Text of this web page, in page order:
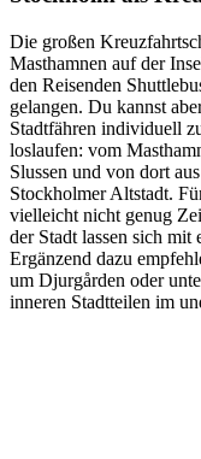
Die großen
Masthamnen auf der
den Reisenden
gelangen. Du kannst
Stadtfähren individuell
loslaufen: vom
Slussen und von dort
Stockholmer Altstadt.
vielleicht nicht genug
der Stadt lassen sich mit
Ergänzend dazu
um Djurgården oder
inneren Stadtteilen im